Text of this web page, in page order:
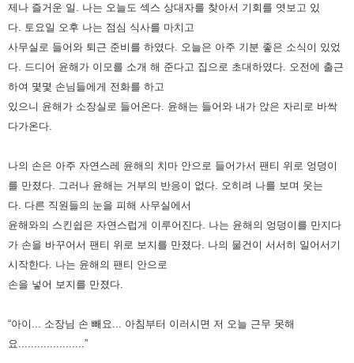
제나 즐거운 일. 나는 오늘도 섹스 상대자를 찾아서 기회를 엿보고 있
다.
토요일 오후 나는 점심 식사를 마치고
사무실로 들어와 퇴근 준비를 하였다. 오늘은 아주 기분 좋은 소식이 있었
다.
드디어 윤해가 이모를 소개 해 준다고 집으로 초대하였다.
오전에 출근
하여 몇몇 손님들에게 전화를 하고
있으니 윤해가 소장실로 들어온다. 윤해는 들어와 내가 앉은 자리로 바싹
다가온다.
나의 손은 아주 자연스레 윤해의 치마 안으로 들어가서 팬티 위로 엉덩이
를 만졌다.
그러나 윤해는 거부의 반응이 없다. 오히려 나를 보며 웃는
다. 다른 직원들의 눈을 피해 사무실에서
윤해와의 스킨쉽은 자연스럽게 이루어진다. 나는 윤해의 엉덩이를 만지다
가 손을 바꾸어서 팬티 위로 보지를 만졌다. 나의 물건이 서서히 일어서기
시작한다. 나는 윤해의 팬티 안으로
손을 넣어 보지를 만졌다.
“아이... 소장님 손 빼요... 아침부터 이러시면 저 오늘 근무 못해
요.....................”